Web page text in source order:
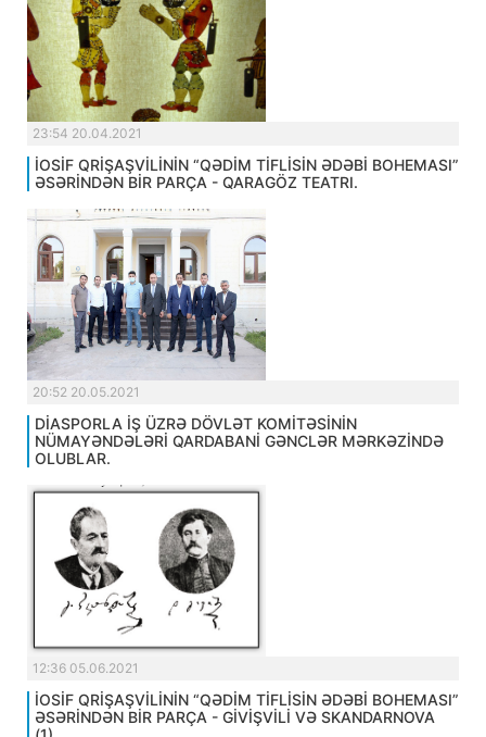
23:54 20.04.2021
İOSİF QRİŞAŞVİLİNİN “QƏDİM TİFLİSİN ƏDƏBİ BOHEMASI”
ƏSƏRİNDƏN BİR PARÇA - QARAGÖZ TEATRI.
20:52 20.05.2021
DİASPORLA İŞ ÜZRƏ DÖVLƏT KOMİTƏSİNİN
NÜMAYƏNDƏLƏRİ QARDABANİ GƏNCLƏR MƏRKƏZİNDƏ
OLUBLAR.
12:36 05.06.2021
İOSİF QRİŞAŞVİLİNİN “QƏDİM TİFLİSİN ƏDƏBİ BOHEMASI”
ƏSƏRİNDƏN BİR PARÇA - GİVİŞVİLİ VƏ SKANDARNOVA